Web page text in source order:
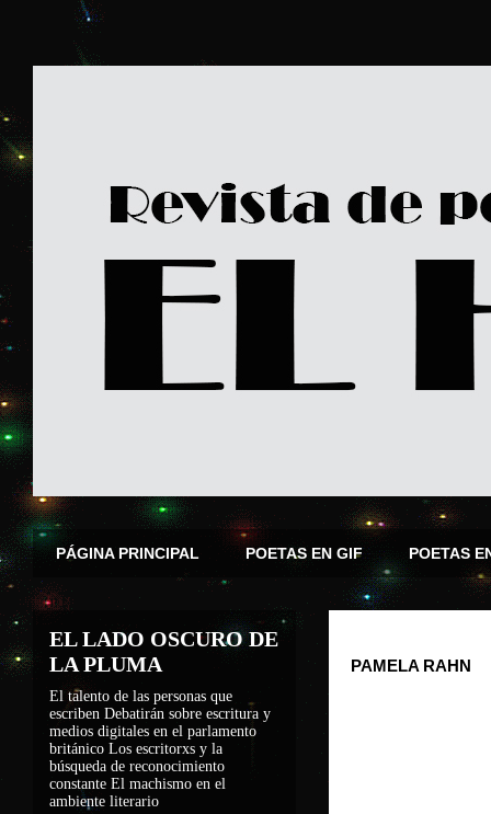
PÁGINA PRINCIPAL POETAS EN GIF POETAS
PAMELA RAHN
EL LADO OSCURO DE
LA PLUMA
El talento de las personas que
escriben Debatirán sobre escritura y
medios digitales en el parlamento
británico Los escritorxs y la
búsqueda de reconocimiento
constante El machismo en el
ambiente literario